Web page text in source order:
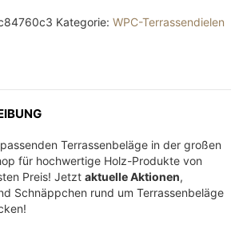
r
s
s
t
:
2
Kategorie: WPC-Terrassendielen
Terrassenbeläge in der großen
für hochwertige Holz-Produkte von
Preis! Jetzt aktuelle Aktionen,
Schnäppchen rund um Terrassenbeläge